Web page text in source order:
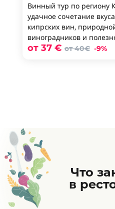
Винный тур по региону
удачное сочетание
кипрских вин,
виноградников и
от 37 € от 40€ -9%
Что
в